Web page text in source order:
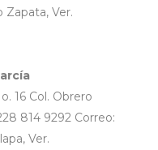
Zapata, Ver.
16 Col. Obrero
814 9292 Correo:
Ver.